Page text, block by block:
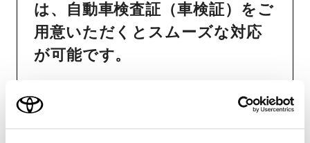
は、自動車検査証（車検証）をご
用意いただくとスムーズな対応
が可能です。
リコール等情報はこちら